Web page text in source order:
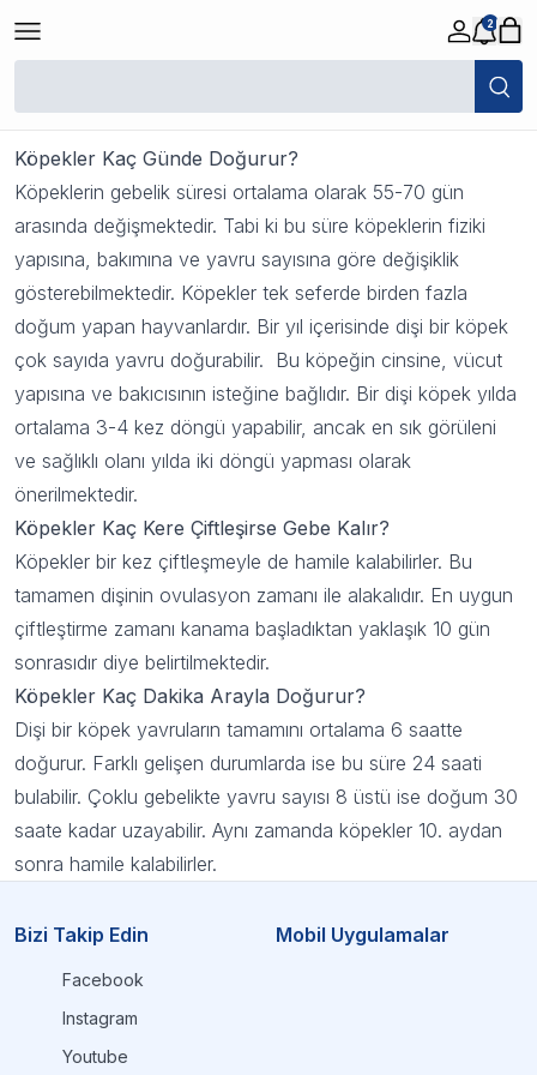
2
18 Eylül 2023 08:40
Köpekler Kaç Günde Doğurur?
Köpeklerin gebelik süresi ortalama olarak 55-70 gün
arasında değişmektedir. Tabi ki bu süre köpeklerin fiziki
yapısına, bakımına ve yavru sayısına göre değişiklik
gösterebilmektedir. Köpekler tek seferde birden fazla
doğum yapan hayvanlardır. Bir yıl içerisinde dişi bir köpek
çok sayıda yavru doğurabilir. Bu köpeğin cinsine, vücut
yapısına ve bakıcısının isteğine bağlıdır. Bir dişi köpek yılda
ortalama 3-4 kez döngü yapabilir, ancak en sık görüleni
ve sağlıklı olanı yılda iki döngü yapması olarak
önerilmektedir.
Köpekler Kaç Kere Çiftleşirse Gebe Kalır?
Köpekler bir kez çiftleşmeyle de hamile kalabilirler. Bu
tamamen dişinin ovulasyon zamanı ile alakalıdır. En uygun
çiftleştirme zamanı kanama başladıktan yaklaşık 10 gün
sonrasıdır diye belirtilmektedir.
Köpekler Kaç Dakika Arayla Doğurur?
Dişi bir köpek yavruların tamamını ortalama 6 saatte
doğurur. Farklı gelişen durumlarda ise bu süre 24 saati
bulabilir. Çoklu gebelikte yavru sayısı 8 üstü ise doğum 30
saate kadar uzayabilir. Aynı zamanda köpekler 10. aydan
sonra hamile kalabilirler.
Bizi Takip Edin
Facebook
Instagram
Youtube
Mobil Uygulamalar